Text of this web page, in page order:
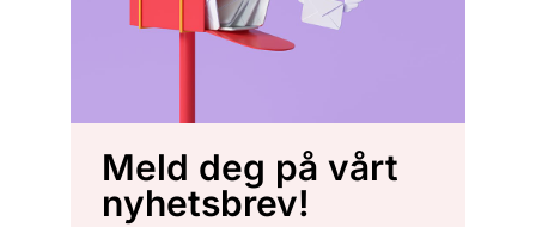
Meld deg på vårt
nyhetsbrev!